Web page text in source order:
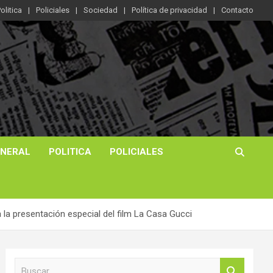
Policiales Sociedad Política de privacidad Contacto
POLITICA POLICIALES
presentación especial del film La Casa Gucci